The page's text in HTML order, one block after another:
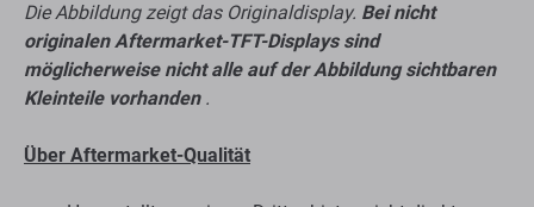
Die Abbildung zeigt das Originaldisplay. Bei nicht
originalen Aftermarket-TFT-Displays sind
möglicherweise nicht alle auf der Abbildung sichtbaren
Kleinteile vorhanden.
Über Aftermarket-Qualität